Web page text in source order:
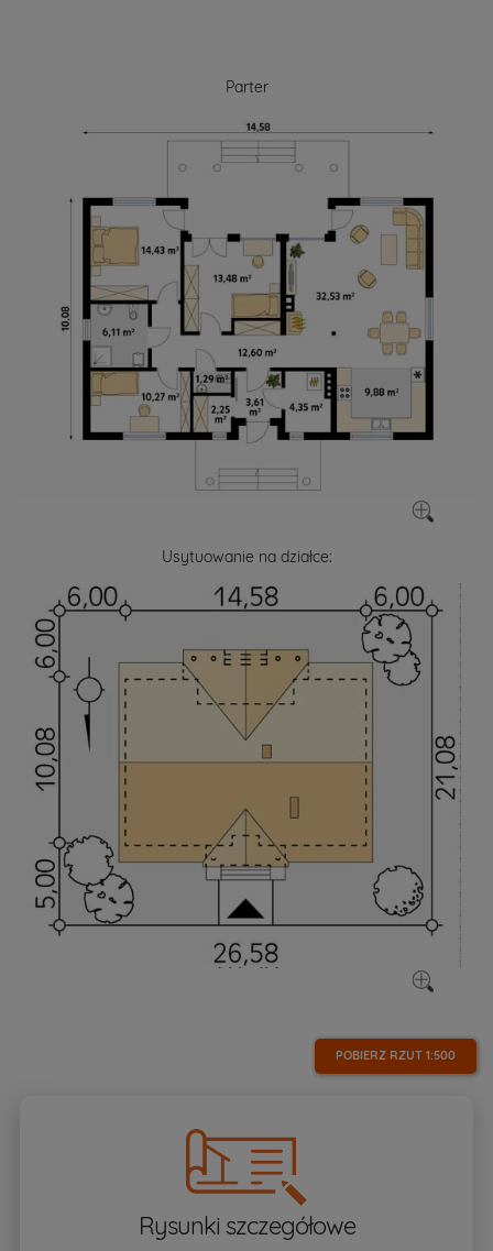
Parter
Usytuowanie na działce:
POBIERZ RZUT 1:500
Rysunki szczegółowe